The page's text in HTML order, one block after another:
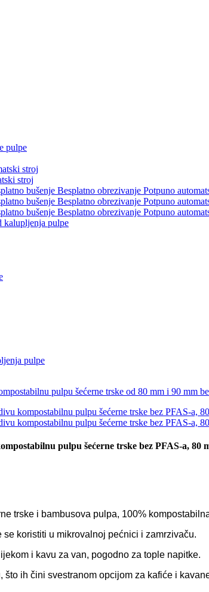
pulpe
stroj
stroj
bušenje Besplatno obrezivanje Potpuno
bušenje Besplatno obrezivanje Potpuno
bušenje Besplatno obrezivanje Potpuno
kalupljenja pulpe
pulpe
pulpu šećerne trske bez PFAS-a, 80
trske i bambusova pulpa, 100%
koristiti u mikrovalnoj pećnici i zamrzivaču.
i kavu za van, pogodno za tople napitke.
ih čini svestranom opcijom za kafiće i